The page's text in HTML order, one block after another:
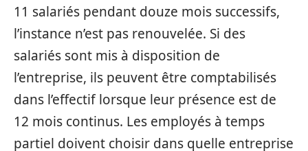
11 salariés pendant douze mois successifs,
l’instance n’est pas renouvelée. Si des
salariés sont mis à disposition de
l’entreprise, ils peuvent être comptabilisés
dans l’effectif lorsque leur présence est de
12 mois continus. Les employés à temps
partiel doivent choisir dans quelle entreprise